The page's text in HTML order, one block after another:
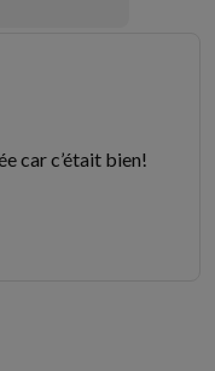
car c’était bien!